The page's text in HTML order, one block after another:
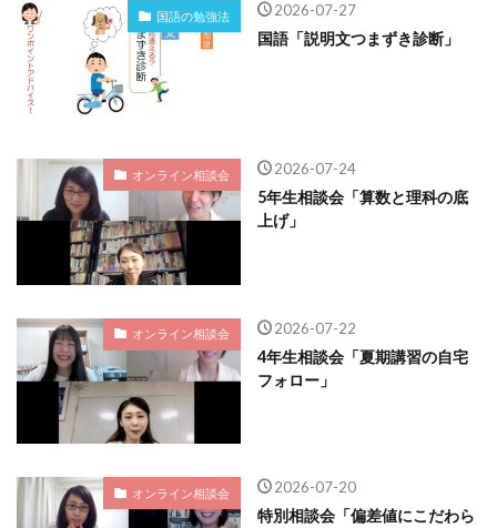
国語の勉強法 2026-07-27
国語「説明文つまずき診断」
オンライン相談会 2026-07-24
5年生相談会「算数と理科の底
上げ」
オンライン相談会 2026-07-22
4年生相談会「夏期講習の自宅
フォロー」
オンライン相談会 2026-07-20
特別相談会「偏差値にこだわら